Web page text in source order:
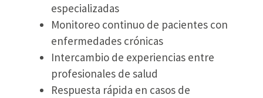
especializadas
Monitoreo continuo de pacientes con
enfermedades crónicas
Intercambio de experiencias entre
profesionales de salud
Respuesta rápida en casos de